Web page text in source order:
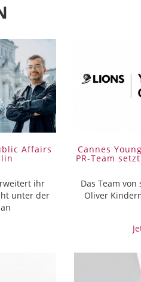
Affairs
ihr
unter der
Cannes
PR-Team
Das Team
Oliver